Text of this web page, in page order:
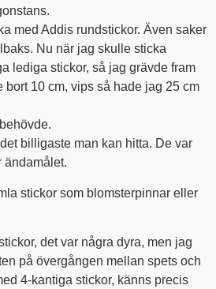
med Addis rundstickor. Även saker
Nu när jag skulle sticka
lediga stickor, så jag grävde fram
bort 10 cm, vips så hade jag 25 cm
billigaste man kan hitta. De var
ändamålet.
stickor som blomsterpinnar eller
det var några dyra, men jag
på övergången mellan spets och
4-kantiga stickor, känns precis